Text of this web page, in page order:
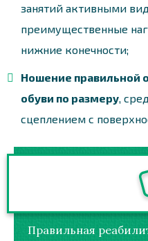
занятий активными
преимущественные
нижние конечности;
Ношение правильной
обуви по размеру,
сцеплением с
Правильная